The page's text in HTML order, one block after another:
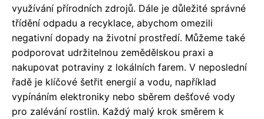
využívání přírodních zdrojů. Dále je důležité správné
třídění odpadu a recyklace, abychom omezili
negativní dopady na životní prostředí. Můžeme také
podporovat udržitelnou zemědělskou praxi a
nakupovat potraviny z lokálních farem. V neposlední
řadě je klíčové šetřit energií a vodu, například
vypínáním elektroniky nebo sběrem dešťové vody
pro zalévání rostlin. Každý malý krok směrem k